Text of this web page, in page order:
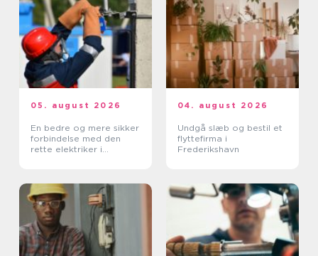
05. august 2026
En bedre og mere sikker
forbindelse med den
rette elektriker i
04. august 2026
Undgå slæb og bestil et
flyttefirma i
Frederikshavn